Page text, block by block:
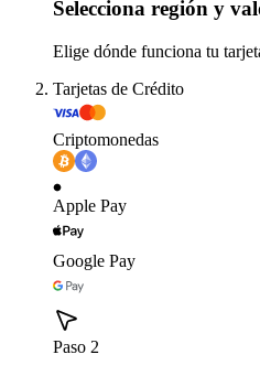
Selecciona región y
Elige dónde funciona tu
Tarjetas de Crédito
Criptomonedas
Apple Pay
Google Pay
Paso 2